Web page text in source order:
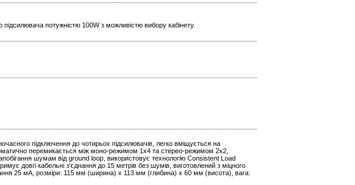
потужністю 100W з можливістю вибору кабінету.
підключення до чотирьох підсилювачів, легко вміщується на
перемикається між моно-режимом 1x4 та стерео-режимом 2x2,
шумам від ground loop, використовує технологію Consistent Load
довгі кабельні з'єднання до 15 метрів без шумів, виготовлений з міцного
25 мА, розміри: 115 мм (ширина) x 113 мм (глибина) x 60 мм (висота), вага: